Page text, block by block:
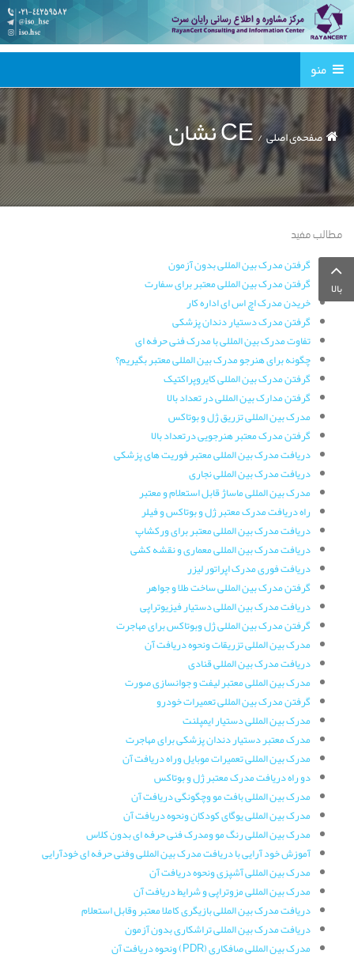
منو
صفحه‌ی اصلی نشان CE
مطالب مفید
گرفتن مدرک بین المللی بدون آزمون
گرفتن مدرک بین المللی معتبر برای سفارت
خریدن مدرک اچ اس ای اداره کار
گرفتن مدرک دستیار دندان پزشکی
تفاوت مدرک بین المللی با مدرک فنی حرفه ای
چگونه برای هنرجو مدرک بین المللی معتبر بگیریم؟
گرفتن مدرک بین المللی کایروپراکتیک
گرفتن مدارک بین المللی در تعداد بالا
مدرک بین المللی تزریق ژل و بوتاکس
گرفتن مدرک معتبر هنرجویی درتعداد بالا
دریافت مدرک بین المللی معتبر فوریت های پزشکی
دریافت مدرک بین المللی نجاری
مدرک بین المللی ماساژ قابل استعلام و معتبر
راه دریافت مدرک معتبر ژل و بوتاکس و فیلر
دریافت مدرک بین المللی معتبر برای ورکشاپ
دریافت مدرک بین المللی معماری و نقشه کشی
دریافت فوری مدرک اپراتور لیزر
گرفتن مدرک بین المللی ساخت طلا و جواهر
دریافت مدرک بین المللی دستیار فیزیوتراپی
گرفتن مدرک بین المللی ژل وبوتاکس برای مهاجرت
مدرک بین المللی تزریقات ونحوه دریافت آن
دریافت مدرک بین المللی قنادی
مدرک بین المللی معتبر لیفت و جوانسازی صورت
گرفتن مدرک بین المللی تعمیرات خودرو
مدرک بین المللی دستیار ایمپلنت
مدرک معتبر دستیار دندان پزشکی برای مهاجرت
مدرک بین المللی تعمیرات موبایل وراه دریافت آن
دو راه دریافت مدرک معتبر ژل و بوتاکس
مدرک بین المللی بافت مو وچگونگی دریافت آن
مدرک بین المللی یوگای کودکان ونحوه دریافت آن
مدرک بین المللی رنگ مو ومدرک فنی حرفه ای بدون کلاس
آموزش خود آرایی با دریافت مدرک بین المللی وفنی حرفه ای خودآرایی
مدرک بین المللی آشپزی ونحوه دریافت آن
مدرک بین المللی مزوتراپی و شرایط دریافت آن
دریافت مدرک بین المللی بازیگری کاملا معتبر وقابل استعلام
دریافت مدرک بین المللی تراشکاری بدون آزمون
مدرک بین المللی صافکاری (PDR) ونحوه دریافت آن
بالا